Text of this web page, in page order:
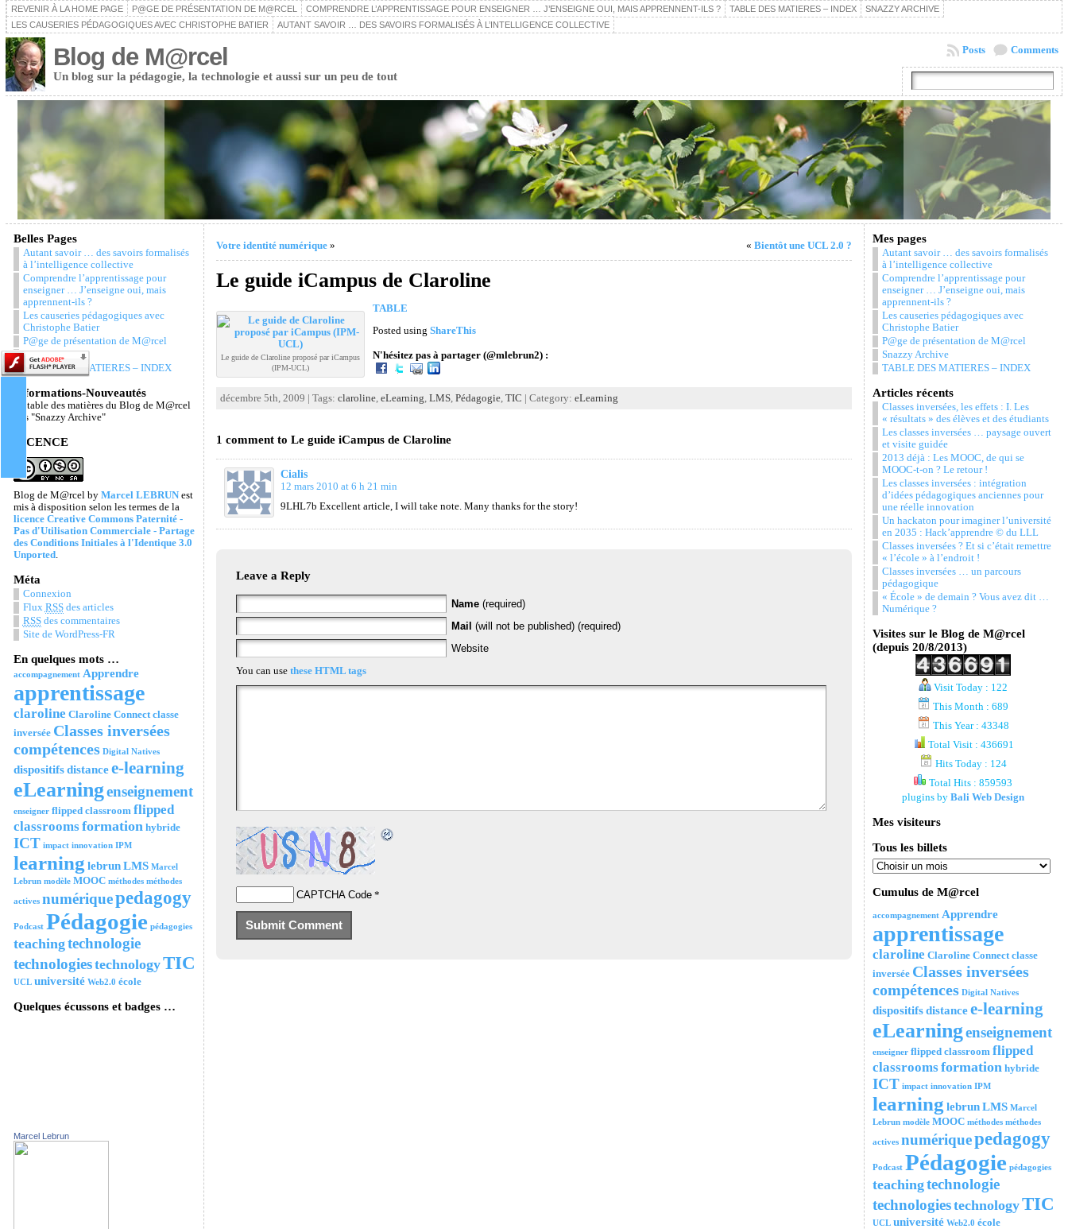
REVENIR À LA HOME PAGE P@GE DE PRÉSENTATION DE M@RCEL COMPRENDRE L’APPRENTISSAGE POUR ENSEIGNER … J’ENSEIGNE OUI, MAIS APPRENNENT-ILS ? TABLE DES MATIERES – INDEX
SNAZZY ARCHIVE
LES CAUSERIES PÉDAGOGIQUES AVEC CHRISTOPHE BATIER
AUTANT SAVOIR … DES SAVOIRS FORMALISÉS À L’INTELLIGENCE COLLECTIVE
Blog de M@rcel
Un blog sur la pédagogie, la technologie et aussi sur un peu de tout
Comments
Posts
Belles Pages
Autant savoir … des savoirs formalisés
à l’intelligence collective
Comprendre l’apprentissage pour
enseigner … J’enseigne oui, mais
apprennent-ils ?
Les causeries pédagogiques avec
Christophe Batier
P@ge de présentation de M@rcel
Snazzy Archive
TABLE DES MATIERES – INDEX
Informations-Nouveautés
La table des matières du Blog de M@rcel
Les "Snazzy Archive"
LICENCE
Blog de M@rcelby Marcel LEBRUNest
mis à disposition selon les termes de la
licence Creative Commons Paternité -
Pas d'Utilisation Commerciale - Partage
des Conditions Initiales à l'Identique 3.0
Unported.
Méta
Connexion
Flux RSSdes articles
RSSdes commentaires
Site de WordPress-FR
En quelques mots …
accompagnement Apprendre
apprentissage
claroline Claroline Connect classe
inversée Classes inversées
compétences Digital Natives
dispositifsdistancee-learning
eLearningenseignement
enseigner flipped classroom flipped
classroomsformation hybride
ICT impact innovation IPM
learning lebrunLMS Marcel
Lebrun modèle MOOC méthodes méthodes
actives numériquepedagogy
Podcast Pédagogie pédagogies
teachingtechnologie
technologiestechnologyTIC
UCL université Web2.0 école
Quelques écussons et badges …
Marcel Lebrun
Votre identité numérique» « Bientôt une UCL 2.0 ?
Le guide iCampus de Claroline
Le guide de Claroline proposé par iCampus
(IPM-UCL)
TABLE
Posted using ShareThis
N'hésitez pas à partager (@mlebrun2) :
décembre 5th, 2009 | Tags: claroline, eLearning, LMS, Pédagogie, TIC | Category: eLearning
1 comment to Le guide iCampus de Claroline
Cialis
12 mars 2010 at 6 h 21 min
9LHL7b Excellent article, I will take note. Many thanks for the story!
Leave a Reply
Name (required)
Mail (will not be published) (required)
Website
You can use these HTML tags
CAPTCHA Code*
Mes pages
Autant savoir … des savoirs formalisés
à l’intelligence collective
Comprendre l’apprentissage pour
enseigner … J’enseigne oui, mais
apprennent-ils ?
Les causeries pédagogiques avec
Christophe Batier
P@ge de présentation de M@rcel
Snazzy Archive
TABLE DES MATIERES – INDEX
Articles récents
Classes inversées, les effets : I. Les
« résultats » des élèves et des étudiants
Les classes inversées … paysage ouvert
et visite guidée
2013 déjà : Les MOOC, de qui se
MOOC-t-on ? Le retour !
Les classes inversées : intégration
d’idées pédagogiques anciennes pour
une réelle innovation
Un hackaton pour imaginer l’université
en 2035 : Hack’apprendre © du LLL
Classes inversées ? Et si c’était remettre
« l’école » à l’endroit !
Classes inversées … un parcours
pédagogique
« École » de demain ? Vous avez dit …
Numérique ?
Visites sur le Blog de M@rcel
(depuis 20/8/2013)
Visit Today : 122
This Month : 689
This Year : 43348
Total Visit : 436691
Hits Today : 124
Total Hits : 859593
plugins byBali Web Design
Mes visiteurs
Tous les billets
Cumulus de M@rcel
accompagnement Apprendre
apprentissage
claroline Claroline Connect classe
inversée Classes inversées
compétences Digital Natives
dispositifsdistancee-learning
eLearningenseignement
enseigner flipped classroom flipped
classroomsformation hybride
ICT impact innovation IPM
learning lebrunLMS Marcel
Lebrun modèle MOOC méthodes méthodes
actives numériquepedagogy
Podcast Pédagogie pédagogies
teachingtechnologie
technologiestechnologyTIC
UCL université Web2.0 école